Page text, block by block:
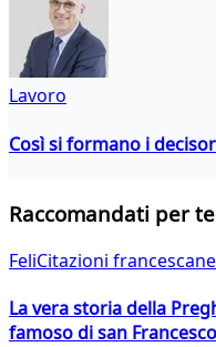
Lavoro
Così si formano i
Raccomandati per te
FeliCitazioni francescane
La vera storia della
famoso di san Francesco